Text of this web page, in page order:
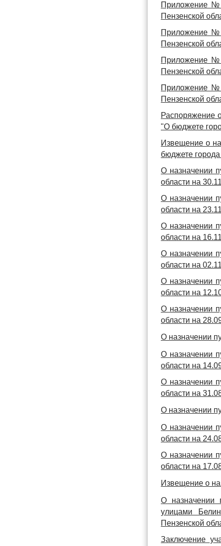
Приложение №
Пензенской
Приложение №
Пензенской
Приложение №
Пензенской
Приложение №
Пензенской
Распоряжение
"О бюджете
Извещение о
бюджете
О назначении
области на
О назначении
области на
О назначении
области на
О назначении
области на
О назначении
области на
О назначении
области на
О назначении
О назначении
области на
О назначении
области на
О назначении
О назначении
области на
О назначении
области на
Извещение о
О назначении
улицами
Пензенской
Заключение